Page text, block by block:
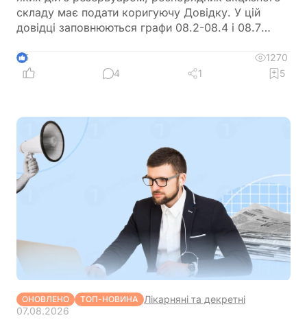
складу має подати коригуючу Довідку. У цій
довідці заповнюються графи 08.2-08.4 і 08.7
на якому встановлено рівнемір
5
1270
4
1 5
ОНОВЛЕНО ТОП-НОВИНА
Лікарняні та декретні
07.08.2026